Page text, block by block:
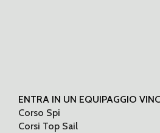
ENTRA IN UN EQUIPAGGIO
Corso Spi
Corsi Top Sail